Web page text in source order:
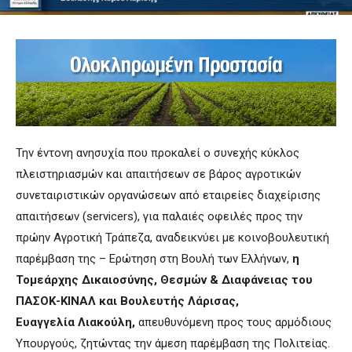
Την έντονη ανησυχία που προκαλεί ο συνεχής κύκλος
πλειστηριασμών και απαιτήσεων σε βάρος αγροτικών
συνεταιριστικών οργανώσεων από εταιρείες διαχείρισης
απαιτήσεων (servicers), για παλαιές οφειλές προς την
πρώην Αγροτική Τράπεζα, αναδεικνύει με κοινοβουλευτική
παρέμβαση της – Ερώτηση στη Βουλή των Ελλήνων, η
Τομεάρχης Δικαιοσύνης, Θεσμών & Διαφάνειας του
ΠΑΣΟΚ-ΚΙΝΑΛ και Βουλευτής Λάρισας,
Ευαγγελία Λιακούλη, απευθυνόμενη προς τους αρμόδιους
Υπουργούς, ζητώντας την άμεση παρέμβαση της Πολιτείας.